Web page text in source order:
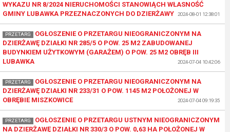
WYKAZU NR 8/2024 NIERUCHOMOŚCI STANOWIĄCH WŁASNOŚĆ
GMINY LUBAWKA PRZEZNACZONYCH DO DZIERŻAWY
2024-08-01 12:38:01
PRZETARG
OGŁOSZENIE O PRZETARGU NIEOGRANICZONYM NA
DZIERŻAWĘ DZIAŁKI NR 285/5 O POW. 25 M2 ZABUDOWANEJ
BUDYNKIEM UŻYTKOWYM (GARAŻEM) O POW. 25 M2 OBRĘB III
LUBAWKA
2024-07-04 10:42:06
PRZETARG
OGŁOSZENIE O PRZETARGU NIEOGRANICZONYM NA
DZIERŻAWĘ DZIAŁKI NR 233/31 O POW. 1145 M2 POŁOŻONEJ W
OBRĘBIE MISZKOWICE
2024-07-04 09:19:35
PRZETARG
OGŁOSZENIE O PRZETARGU USTNYM NIEOGRANICZONYM
NA DZIERŻAWĘ DZIAŁKI NR 330/3 O POW. 0,63 HA POŁOŻONEJ W